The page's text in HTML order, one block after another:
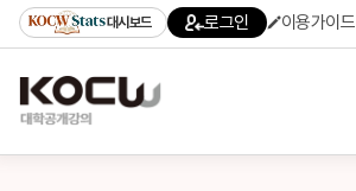
대시보드 로그인 이용가이드